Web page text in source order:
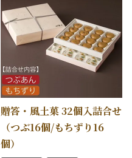
贈答・風土菓 32個入詰合せ
（つぶ16個/もちずり16
個）